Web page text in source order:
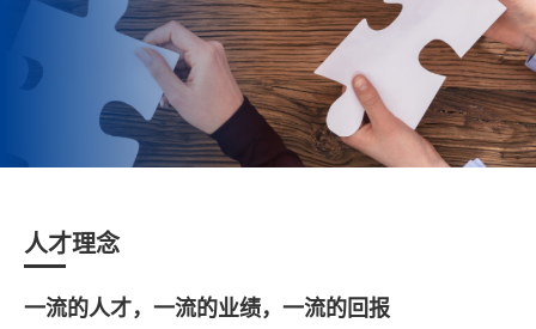
人才理念
一流的人才，一流的业绩，一流的回报